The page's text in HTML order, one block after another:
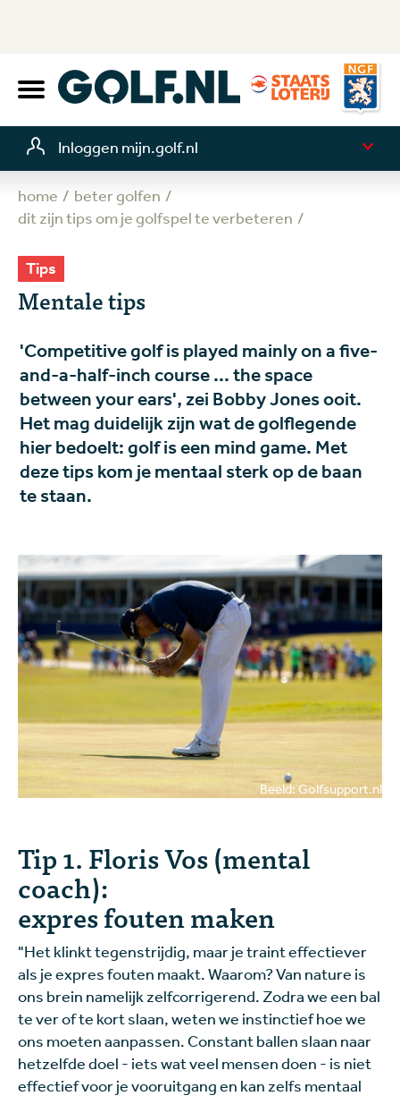
Inloggen mijn.golf.nl
home
beter golfen
dit zijn tips om je golfspel te verbeteren
Tips
Mentale tips
'Competitive golf is played mainly on a five-
and-a-half-inch course ... the space
between your ears', zei Bobby Jones ooit.
Het mag duidelijk zijn wat de golflegende
hier bedoelt: golf is een mind game. Met
deze tips kom je mentaal sterk op de baan
te staan.
Beeld: Golfsupport.nl
Tip 1. Floris Vos (mental
coach):
expres fouten maken
"Het klinkt tegenstrijdig, maar je traint effectiever
als je expres fouten maakt. Waarom? Van nature is
ons brein namelijk zelfcorrigerend. Zodra we een bal
te ver of te kort slaan, weten we instinctief hoe we
ons moeten aanpassen. Constant ballen slaan naar
hetzelfde doel - iets wat veel mensen doen - is niet
effectief voor je vooruitgang en kan zelfs mentaal